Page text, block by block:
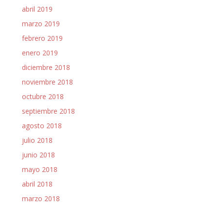
abril 2019
marzo 2019
febrero 2019
enero 2019
diciembre 2018
noviembre 2018
octubre 2018
septiembre 2018
agosto 2018
julio 2018
junio 2018
mayo 2018
abril 2018
marzo 2018